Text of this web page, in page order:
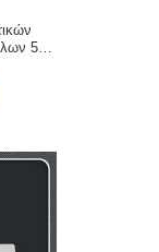
5